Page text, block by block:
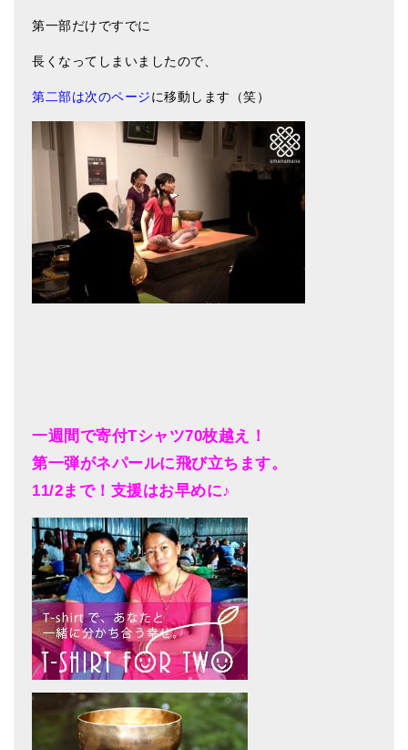
第一部だけですでに
長くなってしまいましたので、
第二部は次のページに移動します（笑）
一週間で寄付Tシャツ70枚越え！
第一弾がネパールに飛び立ちます。
11/2まで！支援はお早めに♪